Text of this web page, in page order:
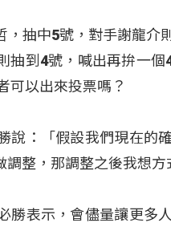
抽中5號，對手謝龍介
抽到4號，喊出再拚一
可以出來投票嗎？
說：「假設我們現在的
整，那調整之後我想方
勝表示，會儘量讓更多